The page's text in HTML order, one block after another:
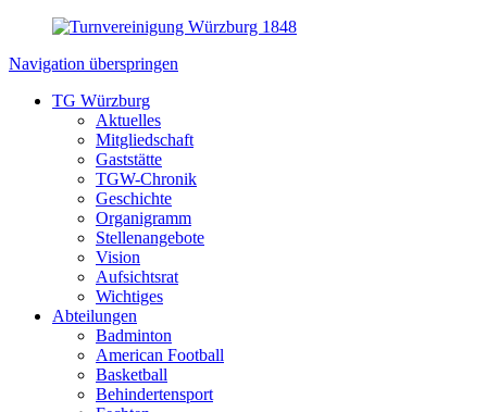
Navigation überspringen
TG Würzburg
Aktuelles
Mitgliedschaft
Gaststätte
TGW-Chronik
Geschichte
Organigramm
Stellenangebote
Vision
Aufsichtsrat
Wichtiges
Abteilungen
Badminton
American Football
Basketball
Behindertensport